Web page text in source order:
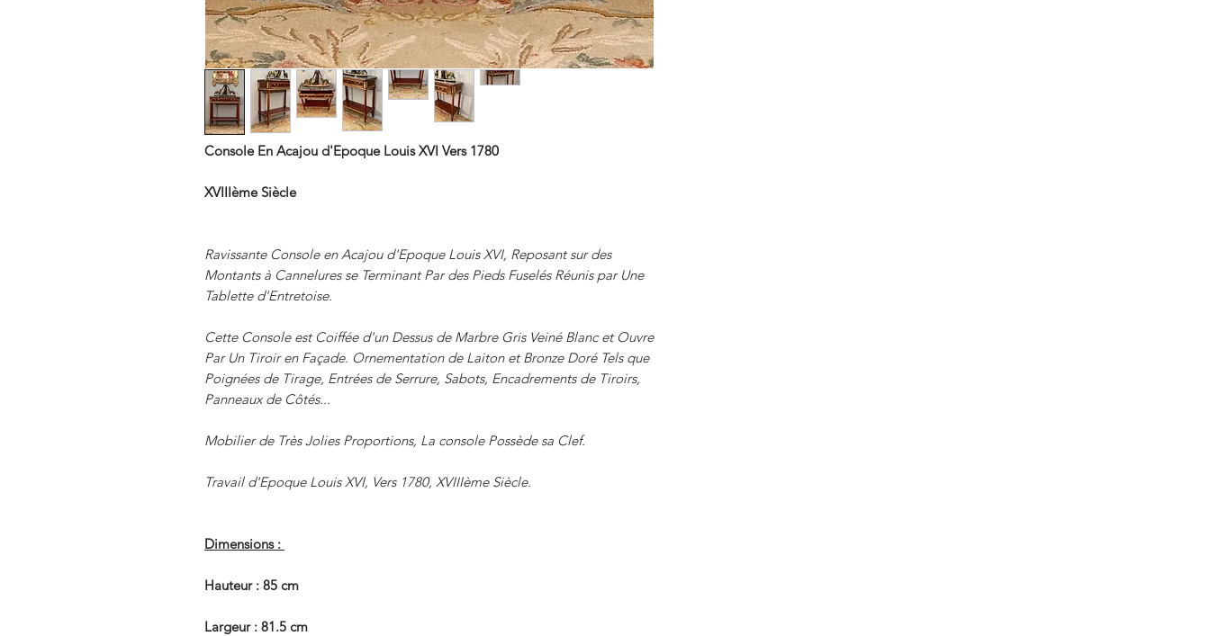
Console En Acajou d'Epoque Louis XVI Vers 1780
XVIIIème Siècle
Ravissante Console en Acajou d'Epoque Louis XVI, Reposant sur des
Montants à Cannelures se Terminant Par des Pieds Fuselés Réunis par Une
Tablette d'Entretoise.
Cette Console est Coiffée d'un Dessus de Marbre Gris Veiné Blanc et Ouvre
Par Un Tiroir en Façade. Ornementation de Laiton et Bronze Doré Tels que
Poignées de Tirage, Entrées de Serrure, Sabots, Encadrements de Tiroirs,
Panneaux de Côtés...
Mobilier de Très Jolies Proportions, La console Possède sa Clef.
Travail d'Epoque Louis XVI, Vers 1780, XVIIIème Siècle.
Dimensions :
Hauteur : 85 cm
Largeur : 81.5 cm